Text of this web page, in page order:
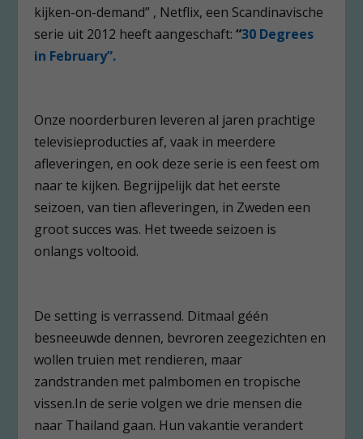
kijken-on-demand” , Netflix, een Scandinavische
serie uit 2012 heeft aangeschaft:“30 Degrees
in February”.
Onze noorderburen leveren al jaren prachtige
televisieproducties af, vaak in meerdere
afleveringen, en ook deze serie is een feest om
naar te kijken. Begrijpelijk dat het eerste
seizoen, van tien afleveringen, in Zweden een
groot succes was. Het tweede seizoen is
onlangs voltooid.
De setting is verrassend. Ditmaal géén
besneeuwde dennen, bevroren zeegezichten en
wollen truien met rendieren, maar
zandstranden met palmbomen en tropische
vissen.In de serie volgen we drie mensen die
naar Thailand gaan. Hun vakantie verandert